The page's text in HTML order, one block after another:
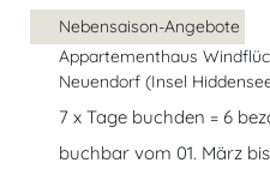
Nebensaison-Angebote
Appartementhaus
Neuendorf (Insel
7 x Tage buchden = 6
buchbar vom 01. März